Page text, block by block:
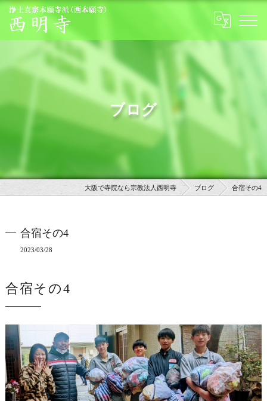
ブログ
大阪で寺院なら宗教法人西明寺 ブログ 合宿その4
合宿その4
2023/03/28
合宿その4